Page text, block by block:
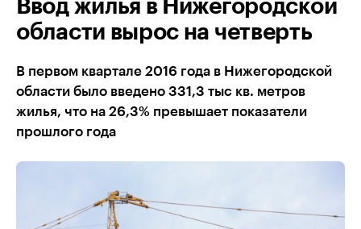
Ввод жилья в Нижегородской
области вырос на четверть
В первом квартале 2016 года в Нижегородской
области было введено 331,3 тыс кв. метров
жилья, что на 26,3% превышает показатели
прошлого года